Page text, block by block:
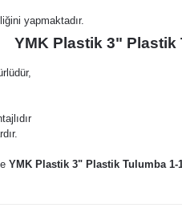
yapmaktadır.
YMK Plastik 3" Plastik
YMK Plastik 3" Plastik Tulumba 1-